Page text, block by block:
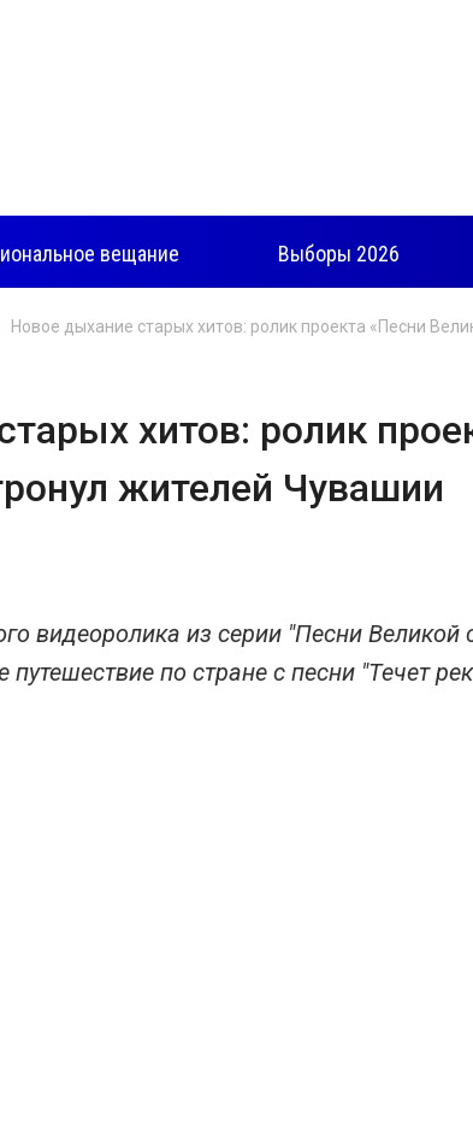
вещание Выборы 2026
Новое дыхание старых хитов: ролик проекта «Песни
хитов: ролик
жителей Чувашии
видеоролика из серии "Песни
по стране с песни "Течет